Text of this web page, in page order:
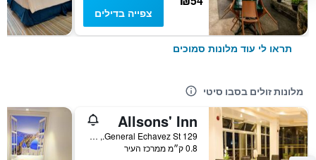
צפייה בדילים
תראו לי עוד מלונות סמוכים
מלונות זולים בסבו סיטי
Allsons' Inn
129 General Echavez St., סבו סיטי, פיליפינים
0.8 ק״מ ממרכז העיר